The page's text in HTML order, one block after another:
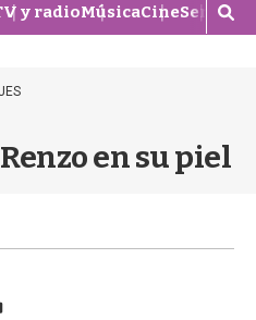
y radioMúsicaCineSeries
M
o
r
b
en su piel